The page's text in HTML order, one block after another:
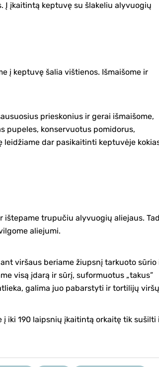
Į įkaitintą keptuvę su šlakeliu alyvuogių
į keptuvę šalia vištienos. Išmaišome ir
prieskonius ir gerai išmaišome,
pupeles, konservuotus pomidorus,
leidžiame dar pasikaitinti keptuvėje
ištepame trupučiu alyvuogių aliejaus.
aliejumi.
viršaus beriame žiupsnį tarkuoto sūrio
visą įdarą ir sūrį, suformuotus „takus”
galima juo pabarstyti ir tortilijų
iki 190 laipsnių įkaitintą orkaitę tik sušilti